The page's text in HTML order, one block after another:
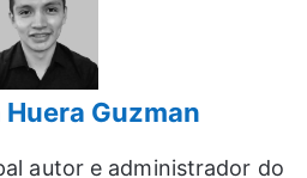
Guzman
autor e administrador do